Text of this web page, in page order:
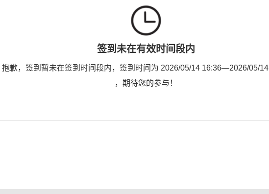
签到未在有效时间段内
抱歉，签到暂未在签到时间段内，签到时间为 2026/05/14 16:36—2026/05/
，期待您的参与！